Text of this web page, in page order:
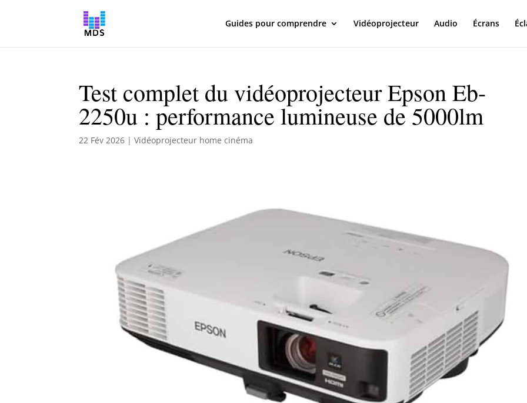
Guides pour comprendre Vidéoprojecteur Audio Écrans
Test complet du vidéoprojecteur Epson Eb-
2250u : performance lumineuse de 5000lm
22 Fév 2026 |Vidéoprojecteur home cinéma